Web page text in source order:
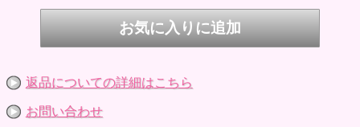
○、momoko△、ruruko(ピュアニーモフレクションXS / S男
返品についての詳細はこちら
お問い合わせ